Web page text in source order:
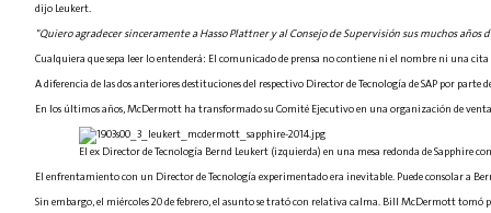
dijo Leukert.
"Quiero agradecer sinceramente a Hasso Plattner y al Consejo de Supervisión sus muchos años
Cualquiera que sepa leer lo entenderá: El comunicado de prensa no contiene ni el nombre ni una cita
A diferencia de las dos anteriores destituciones del respectivo Director de Tecnología de SAP por
En los últimos años, McDermott ha transformado su Comité Ejecutivo en una organización de
El ex Director de Tecnología Bernd Leukert (izquierda) en una mesa redonda de
El enfrentamiento con un Director de Tecnología experimentado era inevitable. Puede consolar a
Sin embargo, el miércoles 20 de febrero, el asunto se trató con relativa calma. Bill McDermott tomó